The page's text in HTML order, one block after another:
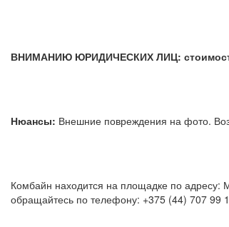
ВНИМАНИЮ ЮРИДИЧЕСКИХ ЛИЦ:
Нюансы: Внешние повреждения на фото.
Комбайн находится на площадке по
обращайтесь по телефону: +375 (44) 707 99